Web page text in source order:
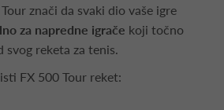
znači da svaki dio vaše igre
za napredne igrače koji točno
svog reketa za tenis.
FX 500 Tour reket: